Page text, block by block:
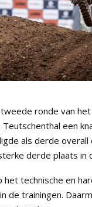
ronde van het
een
als derde overall
derde plaats in
technische en
de trainingen.